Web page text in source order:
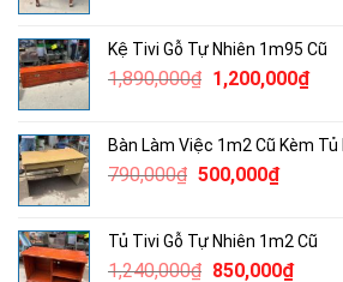
3,800,000₫.là:
Kệ Tivi Gỗ Tự Nhiên 1m95 Cũ
1,890,000₫ Giá
1,890,000₫.
1,200,000₫Giá
là:
Bàn Làm Việc 1m2 Cũ Kèm Tủ
790,000₫ Giá
790,000₫.
500,000₫Giá
là:
Tủ Tivi Gỗ Tự Nhiên 1m2 Cũ
1,240,000₫ Giá
850,000₫Giá